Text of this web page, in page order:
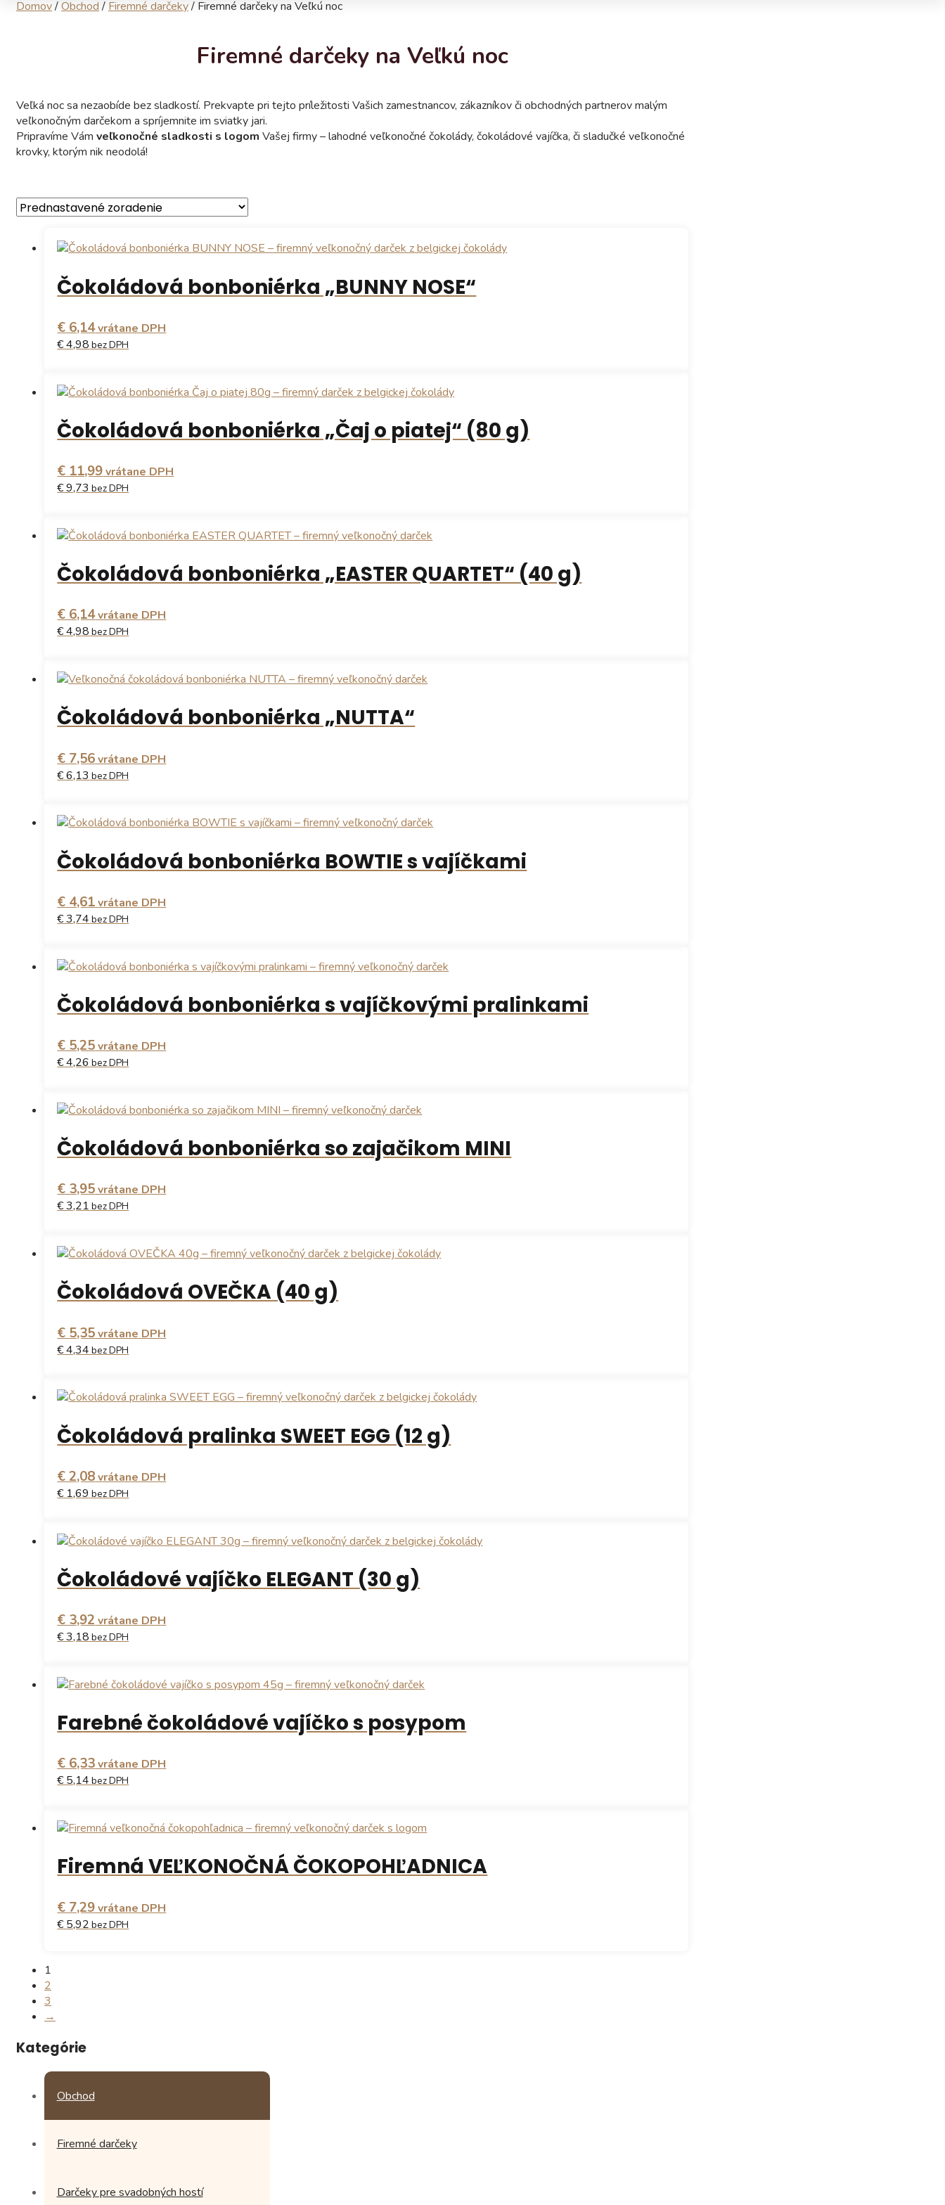
Domov/Obchod / Firemné darčeky/ Firemné darčeky na Veľkú noc
Firemné darčeky na Veľkú noc
Veľká noc sa nezaobíde bez sladkostí. Prekvapte pri tejto príležitosti Vašich zamestnancov, zákazníkov či obchodných partnerov malým
veľkonočným darčekom a spríjemnite im sviatky jari.
Pripravíme Vám veľkonočné sladkosti s logom Vašej firmy – lahodné veľkonočné čokolády, čokoládové vajíčka, či sladučké veľkonočné
krovky, ktorým nik neodolá!
Čokoládová bonboniérka „BUNNY NOSE“
€ 6,14vrátane DPH
€ 4,98 bez DPH
Čokoládová bonboniérka „Čaj o piatej“ (80 g)
€ 11,99vrátane DPH
€ 9,73 bez DPH
Čokoládová bonboniérka „EASTER QUARTET“ (40 g)
€ 6,14vrátane DPH
€ 4,98 bez DPH
Čokoládová bonboniérka „NUTTA“
€ 7,56vrátane DPH
€ 6,13 bez DPH
Čokoládová bonboniérka BOWTIE s vajíčkami
€ 4,61vrátane DPH
€ 3,74 bez DPH
Čokoládová bonboniérka s vajíčkovými pralinkami
€ 5,25vrátane DPH
€ 4,26 bez DPH
produkt
viacero
variantov.
môžete
stránke
Čokoládová bonboniérka so zajačikom MINI
€ 3,95vrátane DPH
€ 3,21 bez DPH
produkt
viacero
variantov.
môžete
stránke
Čokoládová OVEČKA (40 g)
€ 5,35vrátane DPH
€ 4,34 bez DPH
Čokoládová pralinka SWEET EGG (12 g)
€ 2,08vrátane DPH
€ 1,69 bez DPH
Čokoládové vajíčko ELEGANT (30 g)
€ 3,92 vrátane DPH
€ 3,18 bez DPH
Farebné čokoládové vajíčko s posypom
€ 6,33vrátane DPH
€ 5,14bez DPH
Firemná VEĽKONOČNÁ ČOKOPOHĽADNICA
€ 7,29vrátane DPH
€ 5,92 bez DPH
produkt
má
viacero
variantov.
si
vybrať
1
2
3
→
Kategórie
Obchod
Firemné darčeky
Darčeky pre svadobných hostí